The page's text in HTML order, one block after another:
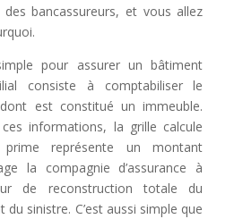
bancassureurs, et vous allez
pour assurer un bâtiment
consiste à comptabiliser le
est constitué un immeuble.
informations, la grille calcule
représente un montant
la compagnie d’assurance à
de reconstruction totale du
sinistre. C’est aussi simple que